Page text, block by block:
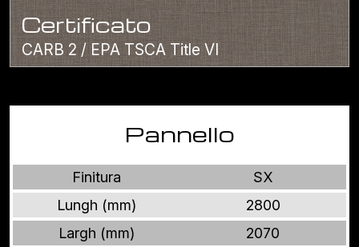
Certificato
CARB 2 / EPA TSCA Title VI
Pannello
Finitura
SX
Lungh (mm)
2800
Largh (mm)
2070